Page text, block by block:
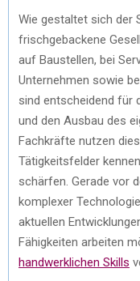
Wie gestaltet sich der
frischgebackene
auf Baustellen, bei
Unternehmen sowie
sind entscheidend für
und den Ausbau des
Fachkräfte nutzen
Tätigkeitsfelder
schärfen. Gerade vor
komplexer
aktuellen
Fähigkeiten arbeiten
handwerklichen Skills